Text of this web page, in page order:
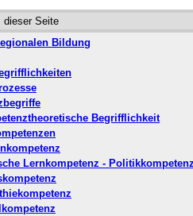
dieser Seite
Bildung
Begrifflichkeit
Lernkompetenz -